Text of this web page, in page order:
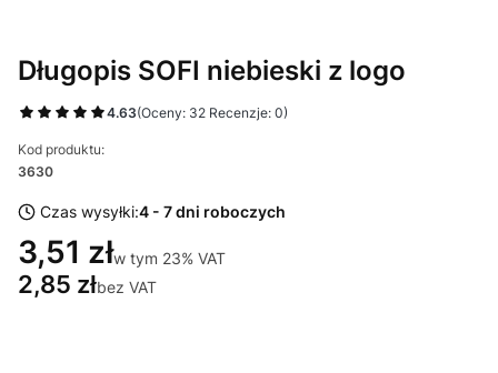
Długopis SOFI niebieski z logo
4.63(Oceny: 32 Recenzje: 0)
Kod produktu:
3630
Czas wysyłki:4 - 7 dni roboczych
3,51 złw tym 23% VAT
w tym 23% VAT
2,85 złbez VAT